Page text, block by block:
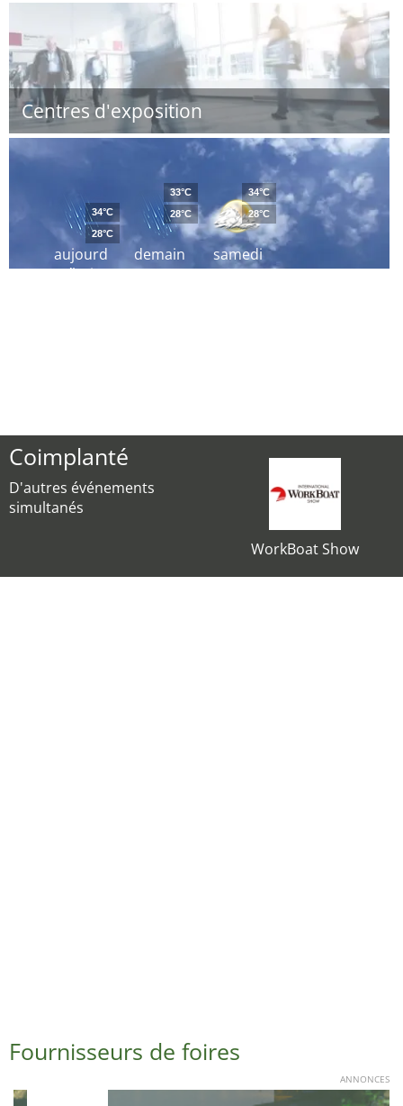
Centres d'exposition
aujourd
´hui
34°C
28°C
demain
33°C
28°C
samedi
34°C
28°C
Coimplanté
D'autres événements
simultanés
WorkBoat Show
Fournisseurs de foires
ANNONCES